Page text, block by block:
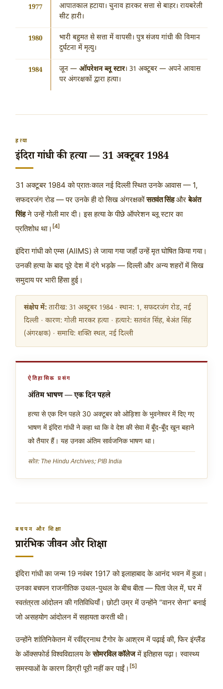
1977
आपातकाल हटाया। चुनाव हारकर सत्ता से बाहर। रायबरेली
सीट हारी।
1980
भारी बहुमत से सत्ता में वापसी। पुत्र संजय गांधी की विमान
दुर्घटना में मृत्यु।
1984 जून — ऑपरेशन ब्लू स्टार। 31 अक्टूबर — अपने आवास
पर अंगरक्षकों द्वारा हत्या।
हत्या
इंदिरा गांधी की हत्या — 31 अक्टूबर 1984
31 अक्टूबर 1984 को प्रातःकाल नई दिल्ली स्थित उनके आवास — 1,
सफदरजंग रोड — पर उनके ही दो सिख अंगरक्षकोंसतवंत सिंहऔरबेअंत
सिंहने उन्हें गोली मार दी। इस हत्या के पीछे ऑपरेशन ब्लू स्टार का
प्रतिशोध था। [4]
इंदिरा गांधी को एम्स (AIIMS) ले जाया गया जहाँ उन्हें मृत घोषित किया गया।
उनकी हत्या के बाद पूरे देश में दंगे भड़के — दिल्ली और अन्य शहरों में सिख
समुदाय पर भारी हिंसा हुई।
संक्षेप में: तारीख: 31 अक्टूबर 1984 · स्थान: 1, सफदरजंग रोड, नई
दिल्ली · कारण: गोली मारकर हत्या · हत्यारे: सतवंत सिंह, बेअंत सिंह
(अंगरक्षक) · समाधि: शक्ति स्थल, नई दिल्ली
ऐतिहासिक प्रसंग
अंतिम भाषण — एक दिन पहले
हत्या से एक दिन पहले 30 अक्टूबर को ओड़िशा के भुवनेश्वर में दिए गए
भाषण में इंदिरा गांधी ने कहा था कि वे देश की सेवा में बूँद-बूँद खून बहाने
को तैयार हैं। यह उनका अंतिम सार्वजनिक भाषण था।
स्रोत: The Hindu Archives; PIB India
बचपन और शिक्षा
प्रारंभिक जीवन और शिक्षा
इंदिरा गांधी का जन्म 19 नवंबर 1917 को इलाहाबाद के आनंद भवन में हुआ।
उनका बचपन राजनीतिक उथल-पुथल के बीच बीता — पिता जेल में, घर में
स्वतंत्रता आंदोलन की गतिविधियाँ। छोटी उम्र में उन्होंने “वानर सेना” बनाई
जो असहयोग आंदोलन में सहायता करती थी।
उन्होंने शांतिनिकेतन में रवींद्रनाथ टैगोर के आश्रम में पढ़ाई की, फिर इंग्लैंड
के ऑक्सफोर्ड विश्वविद्यालय केसोमरविल कॉलेजमें इतिहास पढ़ा। स्वास्थ्य
समस्याओं के कारण डिग्री पूरी नहीं कर पाईं। [5]